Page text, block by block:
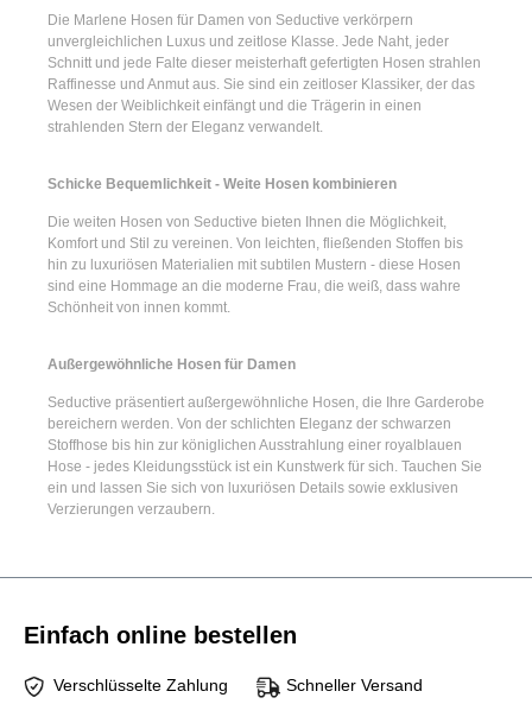
Die Marlene Hosen für Damen von Seductive verkörpern
unvergleichlichen Luxus und zeitlose Klasse. Jede Naht, jeder
Schnitt und jede Falte dieser meisterhaft gefertigten Hosen strahlen
Raffinesse und Anmut aus. Sie sind ein zeitloser Klassiker, der das
Wesen der Weiblichkeit einfängt und die Trägerin in einen
strahlenden Stern der Eleganz verwandelt.
Schicke Bequemlichkeit - Weite Hosen kombinieren
Die weiten Hosen von Seductive bieten Ihnen die Möglichkeit,
Komfort und Stil zu vereinen. Von leichten, fließenden Stoffen bis
hin zu luxuriösen Materialien mit subtilen Mustern - diese Hosen
sind eine Hommage an die moderne Frau, die weiß, dass wahre
Schönheit von innen kommt.
Außergewöhnliche Hosen für Damen
Seductive präsentiert außergewöhnliche Hosen, die Ihre Garderobe
bereichern werden. Von der schlichten Eleganz der schwarzen
Stoffhose bis hin zur königlichen Ausstrahlung einer royalblauen
Hose - jedes Kleidungsstück ist ein Kunstwerk für sich. Tauchen Sie
ein und lassen Sie sich von luxuriösen Details sowie exklusiven
Verzierungen verzaubern.
Einfach online bestellen
Verschlüsselte Zahlung Schneller Versand